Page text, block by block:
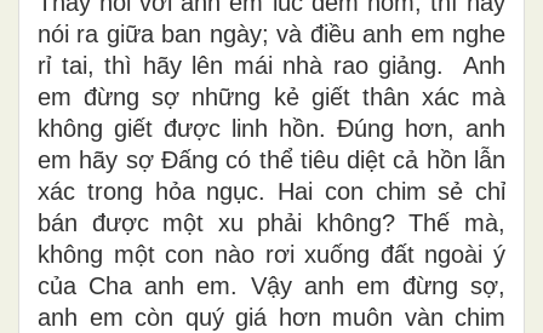
nói ra giữa ban ngày; và điều anh em nghe
rỉ tai, thì hãy lên mái nhà rao giảng. Anh
em đừng sợ những kẻ giết thân xác mà
không giết được linh hồn. Ðúng hơn, anh
em hãy sợ Ðấng có thể tiêu diệt cả hồn lẫn
xác trong hỏa ngục. Hai con chim sẻ chỉ
bán được một xu phải không? Thế mà,
không một con nào rơi xuống đất ngoài ý
của Cha anh em. Vậy anh em đừng sợ,
anh em còn quý giá hơn muôn vàn chim